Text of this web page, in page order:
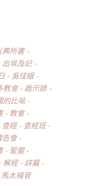
弗所書
出埃及記
吳佳縉
教會
啟示錄
的比喻
教會
查經
查經班
告會
聖靈
解經
詩篇
馬太福音